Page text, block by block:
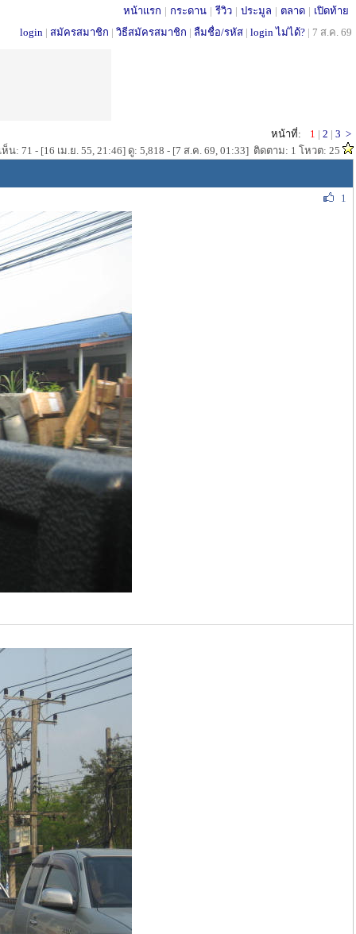
หน้าแรก | กระดาน | รีวิว | ประมูล | ตลาด | เปิดท้าย
login | สมัครสมาชิก | วิธีสมัครสมาชิก | ลืมชื่อ/รหัส | login ไม่ได้? | 7 ส.ค. 69
หน้าที่: 1 | 2 | 3 >
น: 71 - [16 เม.ย. 55, 21:46] ดู: 5,818 - [7 ส.ค. 69, 01:33] ติดตาม: 1 โหวต: 25
1